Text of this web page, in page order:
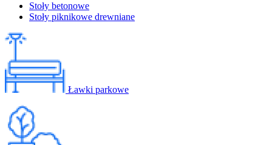
Stoły betonowe
Stoły piknikowe drewniane
Ławki parkowe